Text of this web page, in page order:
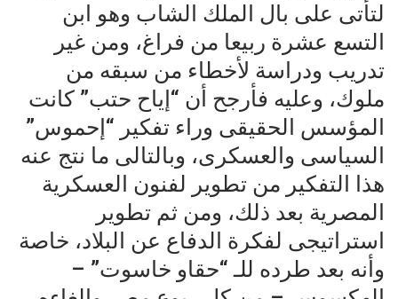
لتأتى على بال الملك الشاب وهو ابن
التسع عشرة ربيعا من فراغ، ومن غير
تدريب ودراسة لأخطاء من سبقه من
ملوك، وعليه فأرجح أن “إياح حتب” كانت
المؤسس الحقيقى وراء تفكير “إحموس”
السياسى والعسكرى، وبالتالى ما نتج عنه
هذا التفكير من تطوير لفنون العسكرية
المصرية بعد ذلك، ومن ثم تطوير
استراتيجى لفكرة الدفاع عن البلاد، خاصة
وأنه بعد طرده للـ “حقاو خاسوت” –